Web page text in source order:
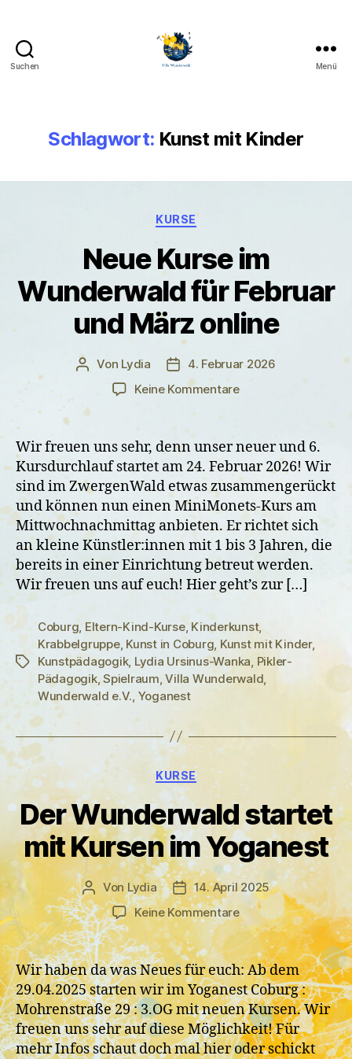
Suchen Menü
Schlagwort: Kunst mit Kinder
Kategorien
KURSE
Neue Kurse im
Wunderwald für Februar
und März online
Beitragsautor
Von Lydia Veröffentlichungsdatum
4. Februar 2026
Keine Kommentarezu
Wunderwald
für
Februar
und
März
online
Wir freuen uns sehr, denn unser neuer und 6.
Kursdurchlauf startet am 24. Februar 2026! Wir
sind im ZwergenWald etwas zusammengerückt
und können nun einen MiniMonets-Kurs am
Mittwochnachmittag anbieten. Er richtet sich
an kleine Künstler:innen mit 1 bis 3 Jahren, die
bereits in einer Einrichtung betreut werden.
Wir freuen uns auf euch! Hier geht’s zur […]
Schlagwörter
Coburg Eltern-Kind-Kurse,Kinderkunst,
Krabbelgruppe, Kunst in Coburg Kunst mit Kinder,
Kunstpädagogik, Lydia Ursinus-Wanka Pikler-
Pädagogik,Spielraum ,Villa Wunderwald
Wunderwald e.V. Yoganest
Kategorien
KURSE
Der Wunderwald startet
mit Kursen im Yoganest
Beitragsautor
Von Lydia Veröffentlichungsdatum
14. April 2025
Keine Kommentarezu
Der
Wunderwald
startet
mit
Kursen
im
Yoganest
Wir haben da was Neues für euch: Ab dem
29.04.2025 starten wir im Yoganest Coburg :
Mohrenstraße 29 : 3.OG mit neuen Kursen. Wir
freuen uns sehr auf diese Möglichkeit! Für
mehr Infos schaut doch mal hier oder schickt